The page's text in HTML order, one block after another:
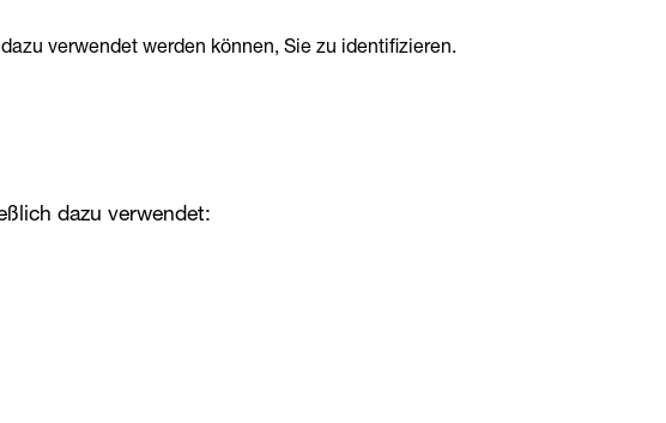
verwendet werden können, Sie zu identifizieren.
dazu verwendet: